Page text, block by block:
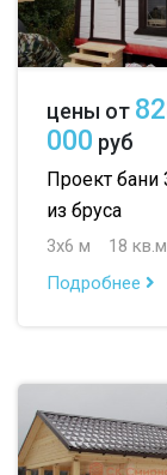
цены от
000 руб
Проект бани
из бруса
3х6 м
18 кв.м.
Подробнее